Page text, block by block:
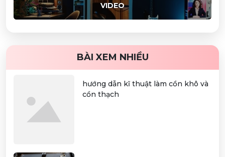
VIDEO
BÀI XEM NHIỀU
hướng dẫn kĩ thuật làm cồn khô và
cồn thạch